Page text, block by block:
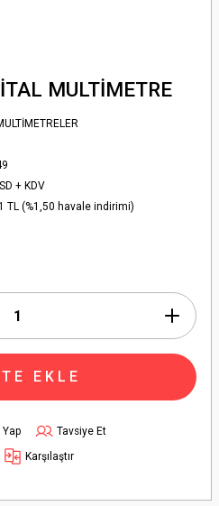
MULTİMETRE
+ KDV
TL (%1,50 havale indirimi)
EKLE
Tavsiye Et
Karşılaştır